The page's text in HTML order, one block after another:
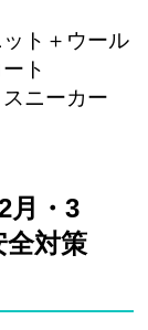
ト＋ウール
ト
ニーカー
月・3
全対策